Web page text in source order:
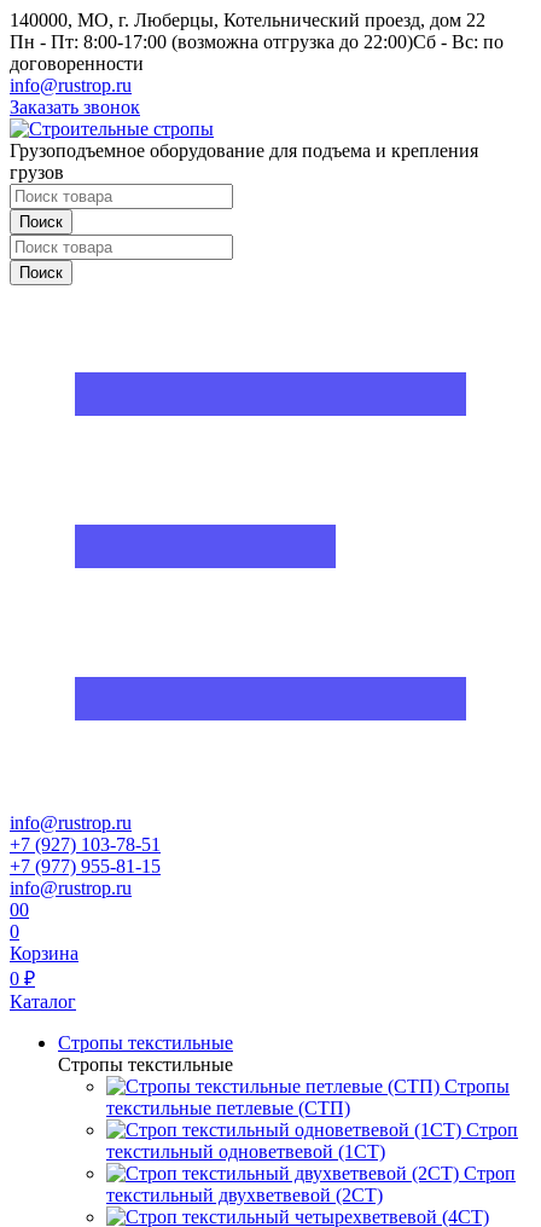
140000, МО, г. Люберцы, Котельнический проезд, дом 22
Пн - Пт: 8:00-17:00 (возможна отгрузка до 22:00)Сб - Вс: по
договоренности
info@rustrop.ru
Заказать звонок
Грузоподъемное оборудование для подъема и крепления
грузов
Поиск
Поиск
info@rustrop.ru
+7 (927) 103-78-51
+7 (977) 955-81-15
info@rustrop.ru
00
0
Корзина
0 ₽
Каталог
Стропы текстильные
Стропы текстильные
Стропы
текстильные петлевые (СТП)
Строп
текстильный одноветвевой (1СТ)
Строп
текстильный двухветвевой (2СТ)